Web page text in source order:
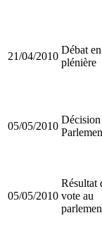
21/04/2010
Débat en
plénière
05/05/2010
Décision
05/05/2010
Résultat
vote au